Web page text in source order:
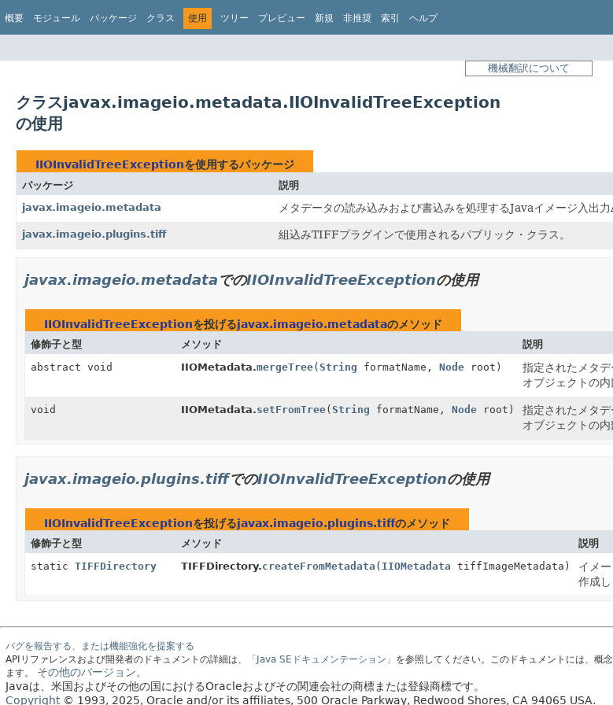
概要 モジュール パッケージ クラス 使用 ツリー プレビュー 新規 非推奨 索引 ヘルプ
機械翻訳について
クラスjavax.imageio.metadata.IIOInvalidTreeException
の使用
IIOInvalidTreeExceptionを使用するパッケージ
パッケージ
説明
javax.imageio.metadata
メタデータの読み込みおよび書込みを処理するJavaイメージ入出力
javax.imageio.plugins.tiff 組込みTIFFプラグインで使用されるパブリック・クラス。
javax.imageio.metadataでのIIOInvalidTreeExceptionの使用
IIOInvalidTreeExceptionを投げるjavax.imageio.metadataのメソッド
修飾子と型 メソッド
説明
abstract void
IIOMetadata.mergeTree(String formatName, Noderoot) 指定されたメタ
オブジェクトの内
void IIOMetadata.setFromTree(String formatName, Noderoot) 指定されたメタ
オブジェクトの内
javax.imageio.plugins.tiffでのIIOInvalidTreeExceptionの使用
IIOInvalidTreeExceptionを投げるjavax.imageio.plugins.tiffのメソッド
修飾子と型 メソッド
説明
static TIFFDirectory TIFFDirectory.createFromMetadata ( IIOMetadata tiffImageMetadata) イメ
作成し
バグを報告する、または機能強化を提案する
APIリファレンスおよび開発者のドキュメントの詳細は、
「Java SEドキュメンテーション」 を参照してください。このドキュメントには、概
ます。
その他のバージョン。
Javaは、米国およびその他の国におけるOracleおよびその関連会社の商標または登録商標です。
Copyright© 1993, 2025, Oracle and/or its affiliates, 500 Oracle Parkway, Redwood Shores, CA 94065 USA.